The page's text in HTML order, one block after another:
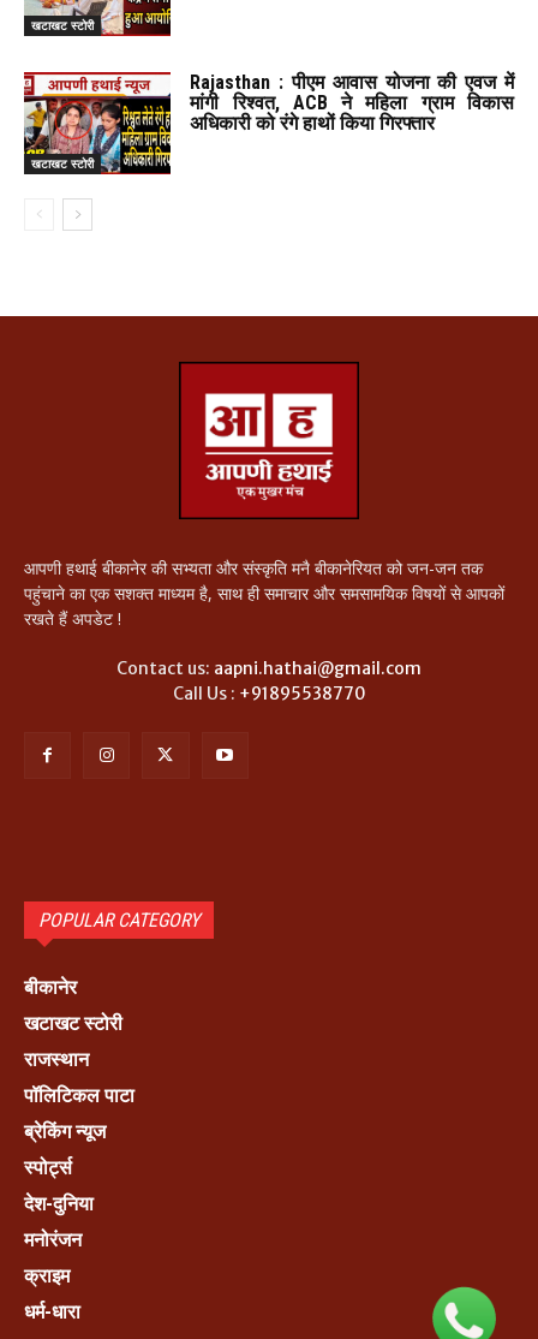
खटाखट स्टोरी
खटाखट स्टोरी
Rajasthan : पीएम आवास योजना की एवज में
मांगी रिश्वत, ACB ने महिला ग्राम विकास
अधिकारी को रंगे हाथों किया गिरफ्तार
आपणी हथाई बीकानेर की सभ्यता और संस्कृति मनै बीकानेरियत को जन-जन तक
पहुंचाने का एक सशक्त माध्यम है, साथ ही समाचार और समसामयिक विषयों से आपकों
रखते हैं अपडेट !
Contact us: aapni.hathai@gmail.com
Call Us : +91895538770
POPULAR CATEGORY
बीकानेर
खटाखट स्टोरी
राजस्थान
पॉलिटिकल पाटा
ब्रेकिंग न्यूज
स्पोर्ट्स
देश-दुनिया
मनोरंजन
क्राइम
धर्म-धारा